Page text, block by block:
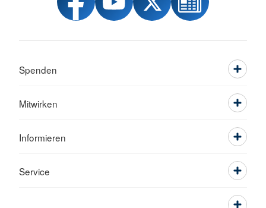
Spenden
Mitwirken
Informieren
Service